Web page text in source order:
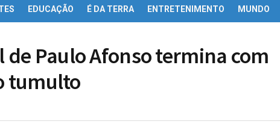
EDUCAÇÃO É DA TERRA ENTRETENIMENTO MUNDO
Paulo Afonso termina com
tumulto